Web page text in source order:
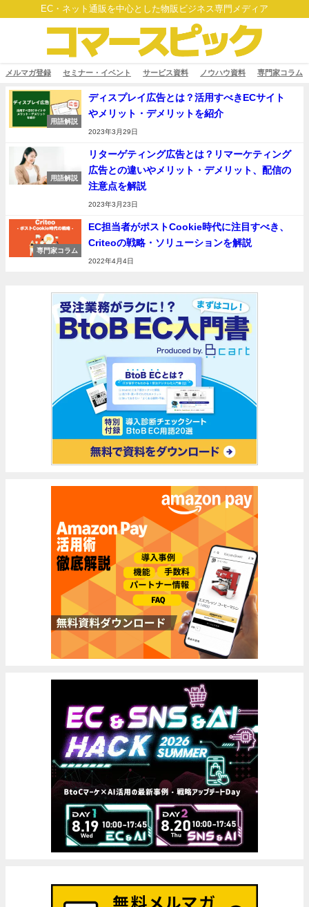
EC・ネット通販を中心とした物販ビジネス専門メディア
メルマガ登録 セミナー・イベント サービス資料 ノウハウ資料 専門家コラム
用語解説
ディスプレイ広告とは？活用すべきECサイト
やメリット・デメリットを紹介
2023年3月29日
用語解説
リターゲティング広告とは？リマーケティング
広告との違いやメリット・デメリット、配信の
注意点を解説
2023年3月23日
専門家コラム
EC担当者がポストCookie時代に注目すべき、
Criteoの戦略・ソリューションを解説
2022年4月4日